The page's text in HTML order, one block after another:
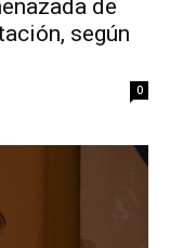
de
según
0